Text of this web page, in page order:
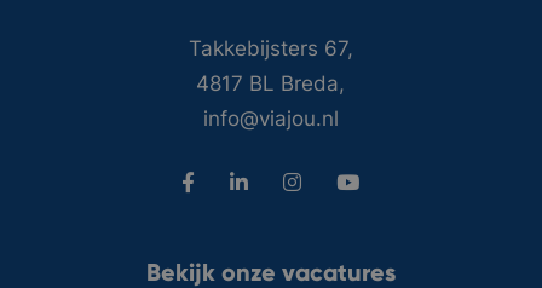
Takkebijsters 67,
4817 BL Breda,
info@viajou.nl
Bekijk onze vacatures